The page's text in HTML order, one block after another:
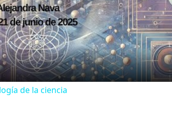
Video
de la ciencia